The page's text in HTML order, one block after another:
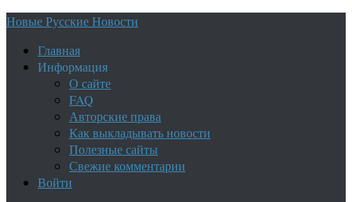
Новые Русские Новости
Главная
Информация
О сайте
FAQ
Авторские права
Как выкладывать новости
Полезные сайты
Свежие комментарии
Войти